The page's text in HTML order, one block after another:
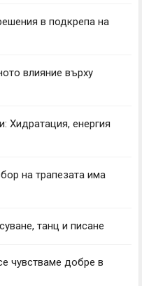
в подкрепа на
влияние върху
Хидратация, енергия
на трапезата има
танц и писане
чувстваме добре в